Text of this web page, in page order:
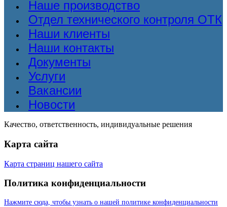
Наше производство
Отдел технического контроля ОТК
Наши клиенты
Наши контакты
Документы
Услуги
Вакансии
Новости
Качество, ответственность, индивидуальные решения
Карта сайта
Карта страниц нашего сайта
Политика конфиденциальности
Нажмите сюда, чтобы узнать о нашей политике конфиденциальности